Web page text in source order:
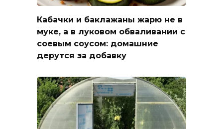
Кабачки и баклажаны жарю не в
муке, а в луковом обваливании с
соевым соусом: домашние
дерутся за добавку